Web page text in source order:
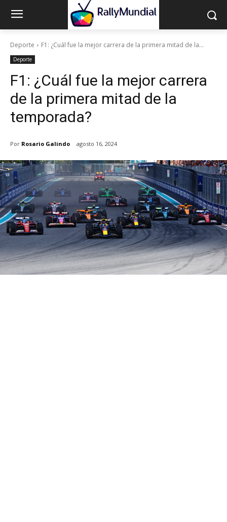
Deporte F1: ¿Cuál fue la mejor carrera de la primera mitad de la...
Deporte
F1: ¿Cuál fue la mejor carrera
de la primera mitad de la
temporada?
Por Rosario Galindo agosto 16, 2024